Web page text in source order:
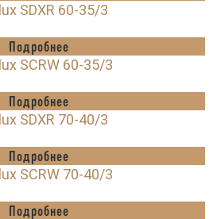
SDXR 60-35/3
Подробнее
SCRW 60-35/3
Подробнее
SDXR 70-40/3
Подробнее
SCRW 70-40/3
Подробнее